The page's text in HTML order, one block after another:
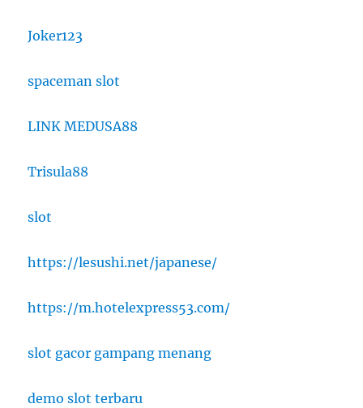
Joker123
spaceman slot
LINK MEDUSA88
Trisula88
slot
https://lesushi.net/japanese/
https://m.hotelexpress53.com/
slot gacor gampang menang
demo slot terbaru